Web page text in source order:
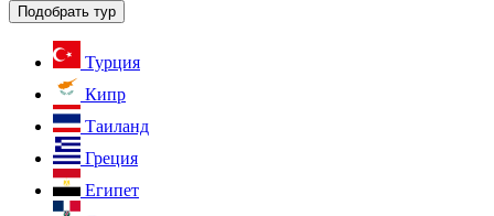
Подобрать тур
Турция
Кипр
Таиланд
Греция
Египет